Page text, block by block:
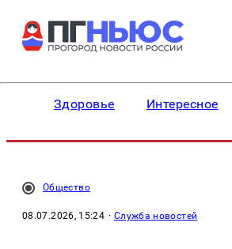
Здоровье Интересное
Общество
08.07.2026, 15:24 · Служба новостей